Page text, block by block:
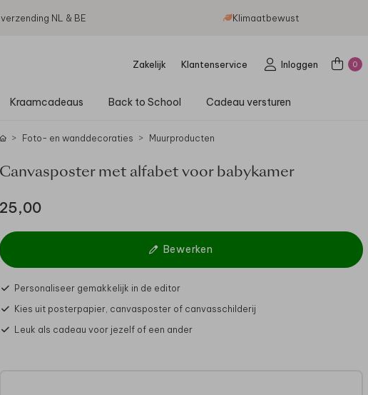
NL & BE Klimaatbewust
Zakelijk Klantenservice Inloggen 0
Kraamcadeaus Back to School Cadeau versturen
Foto- en wanddecoraties Muurproducten
Canvasposter met alfabet voor babykamer
25,00
Bewerken
Personaliseer gemakkelijk in de editor
Kies uit posterpapier, canvasposter of canvasschilderij
Leuk als cadeau voor jezelf of een ander